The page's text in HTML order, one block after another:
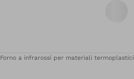
Forno a infrarossi per materiali termoplastici